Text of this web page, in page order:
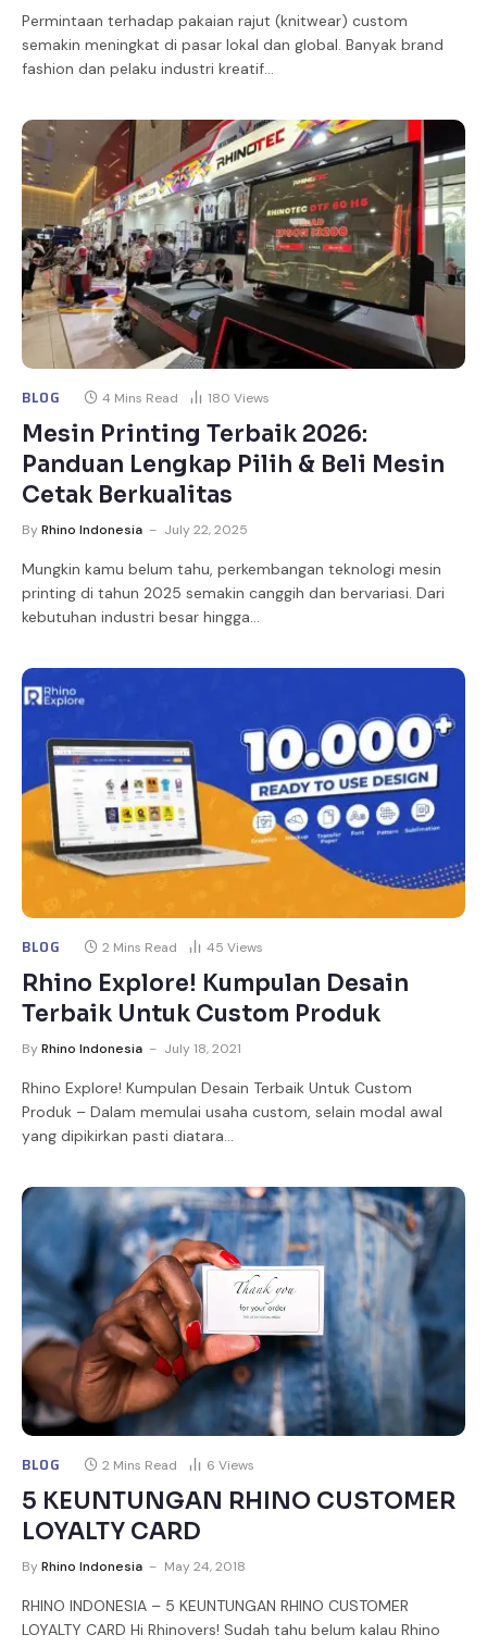
Permintaan terhadap pakaian rajut (knitwear) custom
semakin meningkat di pasar lokal dan global. Banyak brand
fashion dan pelaku industri kreatif…
BLOG 4 Mins Read 180 Views
Mesin Printing Terbaik 2026:
Panduan Lengkap Pilih & Beli Mesin
Cetak Berkualitas
ByRhino Indonesia July 22, 2025
Mungkin kamu belum tahu, perkembangan teknologi mesin
printing di tahun 2025 semakin canggih dan bervariasi. Dari
kebutuhan industri besar hingga…
BLOG 2 Mins Read 45 Views
Rhino Explore! Kumpulan Desain
Terbaik Untuk Custom Produk
ByRhino Indonesia July 18, 2021
Rhino Explore! Kumpulan Desain Terbaik Untuk Custom
Produk – Dalam memulai usaha custom, selain modal awal
yang dipikirkan pasti diatara…
BLOG 2 Mins Read 6 Views
5 KEUNTUNGAN RHINO CUSTOMER
LOYALTY CARD
ByRhino Indonesia May 24, 2018
RHINO INDONESIA – 5 KEUNTUNGAN RHINO CUSTOMER
LOYALTY CARD Hi Rhinovers! Sudah tahu belum kalau Rhino